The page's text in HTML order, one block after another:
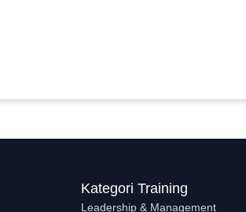
Kategori Training
Leadership & Management